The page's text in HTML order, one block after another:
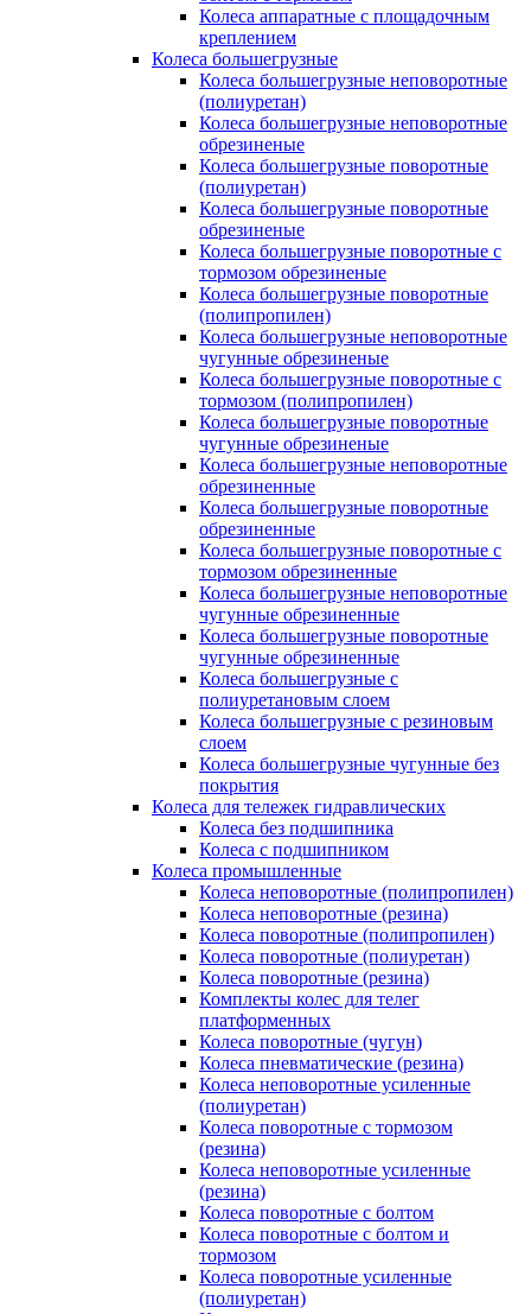
Колеса аппаратные с площадочным
креплением
Колеса большегрузные
Колеса большегрузные неповоротные
(полиуретан)
Колеса большегрузные неповоротные
обрезиненые
Колеса большегрузные поворотные
(полиуретан)
Колеса большегрузные поворотные
обрезиненые
Колеса большегрузные поворотные с
тормозом обрезиненые
Колеса большегрузные поворотные
(полипропилен)
Колеса большегрузные неповоротные
чугунные обрезиненые
Колеса большегрузные поворотные с
тормозом (полипропилен)
Колеса большегрузные поворотные
чугунные обрезиненые
Колеса большегрузные неповоротные
обрезиненные
Колеса большегрузные поворотные
обрезиненные
Колеса большегрузные поворотные с
тормозом обрезиненные
Колеса большегрузные неповоротные
чугунные обрезиненные
Колеса большегрузные поворотные
чугунные обрезиненные
Колеса большегрузные с
полиуретановым слоем
Колеса большегрузные с резиновым
слоем
Колеса большегрузные чугунные без
покрытия
Колеса для тележек гидравлических
Колеса без подшипника
Колеса с подшипником
Колеса промышленные
Колеса неповоротные (полипропилен)
Колеса неповоротные (резина)
Колеса поворотные (полипропилен)
Колеса поворотные (полиуретан)
Колеса поворотные (резина)
Комплекты колес для телег
платформенных
Колеса поворотные (чугун)
Колеса пневматические (резина)
Колеса неповоротные усиленные
(полиуретан)
Колеса поворотные c тормозом
(резина)
Колеса неповоротные усиленные
(резина)
Колеса поворотные с болтом
Колеса поворотные с болтом и
тормозом
Колеса поворотные усиленные
(полиуретан)